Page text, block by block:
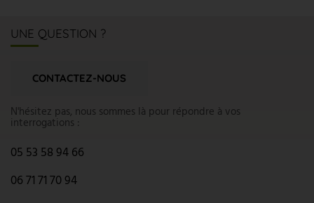
UNE QUESTION ?
CONTACTEZ-NOUS
N'hésitez pas, nous sommes là pour répondre à vos
interrogations :
05 53 58 94 66
06 71 71 70 94